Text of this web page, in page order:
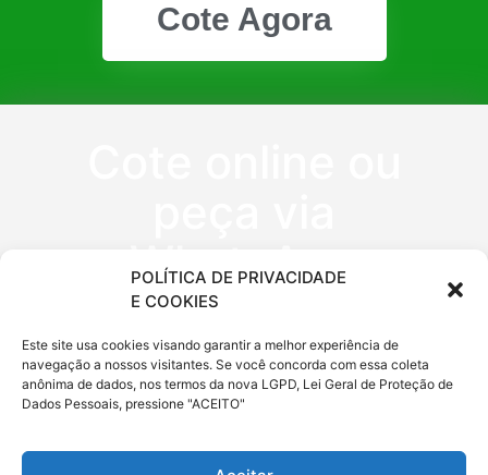
POLÍTICA DE PRIVACIDADE
E COOKIES
Este site usa cookies visando garantir a melhor experiência de
navegação a nossos visitantes. Se você concorda com essa coleta
anônima de dados, nos termos da nova LGPD, Lei Geral de Proteção de
Dados Pessoais, pressione "ACEITO"
Cote Agora
WhatsApp
(11) 9 6620
0333